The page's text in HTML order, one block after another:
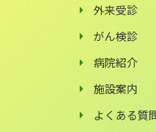
外来受診
がん検診
病院紹介
施設案内
よくある質